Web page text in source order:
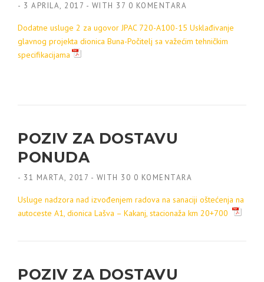
- 3 APRILA, 2017 - WITH 37 0 KOMENTARA
Dodatne usluge 2 za ugovor JPAC 720-A100-15 Usklađivanje
glavnog projekta dionica Buna-Počitelj sa važećim tehničkim
specifikacijama
POZIV ZA DOSTAVU
PONUDA
- 31 MARTA, 2017 - WITH 30 0 KOMENTARA
Usluge nadzora nad izvođenjem radova na sanaciji oštećenja na
autoceste A1, dionica Lašva – Kakanj, stacionaža km 20+700
POZIV ZA DOSTAVU